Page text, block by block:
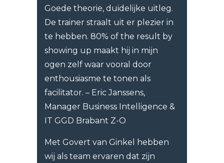
Goede theorie, duidelijke uitleg.
De trainer straalt uit er plezier in
te hebben. 80% of the result by
showing up maakt hij in mijn
ogen zelf waar vooral door
enthousiasme te tonen als
facilitator. – Eric Janssens,
Manager Business Intelligence &
IT GGD Brabant Z-O
Met Govert van Ginkel hebben
wij als team ervaren dat zijn